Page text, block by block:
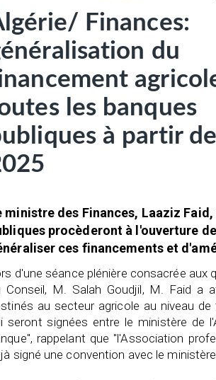
Finances:
du
les banques
à partir de
ministre des Finances, Laaziz
procèderont à l'ouverture
ces financements et
d'une séance plénière consacrée aux
Conseil, M. Salah Goudjil, M. Faid a
au secteur agricole au niveau
seront signées entre le ministère de
rappelant que "l'Association
signé une convention avec le